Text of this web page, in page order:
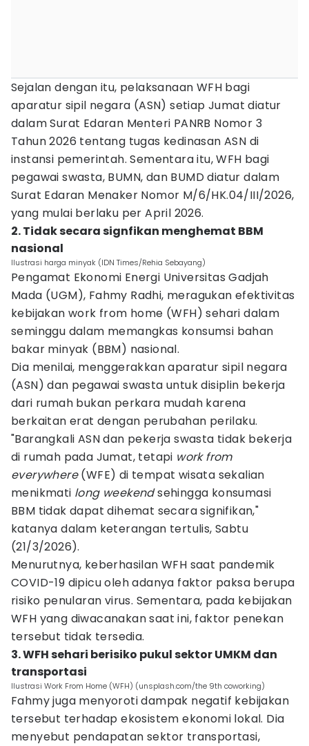
Sejalan dengan itu, pelaksanaan WFH bagi
aparatur sipil negara (ASN) setiap Jumat diatur
dalam Surat Edaran Menteri PANRB Nomor 3
Tahun 2026 tentang tugas kedinasan ASN di
instansi pemerintah. Sementara itu, WFH bagi
pegawai swasta, BUMN, dan BUMD diatur dalam
Surat Edaran Menaker Nomor M/6/HK.04/III/2026,
yang mulai berlaku per April 2026.
2. Tidak secara signfikan menghemat BBM
nasional
Ilustrasi harga minyak (IDN Times/Rehia Sebayang)
Pengamat Ekonomi Energi Universitas Gadjah
Mada (UGM), Fahmy Radhi, meragukan efektivitas
kebijakan work from home (WFH) sehari dalam
seminggu dalam memangkas konsumsi bahan
bakar minyak (BBM) nasional.
Dia menilai, menggerakkan aparatur sipil negara
(ASN) dan pegawai swasta untuk disiplin bekerja
dari rumah bukan perkara mudah karena
berkaitan erat dengan perubahan perilaku.
"Barangkali ASN dan pekerja swasta tidak bekerja
di rumah pada Jumat, tetapi work from
everywhere(WFE) di tempat wisata sekalian
menikmati long weekendsehingga konsumasi
BBM tidak dapat dihemat secara signifikan,"
katanya dalam keterangan tertulis, Sabtu
(21/3/2026).
Menurutnya, keberhasilan WFH saat pandemik
COVID-19 dipicu oleh adanya faktor paksa berupa
risiko penularan virus. Sementara, pada kebijakan
WFH yang diwacanakan saat ini, faktor penekan
tersebut tidak tersedia.
3. WFH sehari berisiko pukul sektor UMKM dan
transportasi
Ilustrasi Work From Home (WFH) (unsplash.com/the 9th coworking)
Fahmy juga menyoroti dampak negatif kebijakan
tersebut terhadap ekosistem ekonomi lokal. Dia
menyebut pendapatan sektor transportasi,